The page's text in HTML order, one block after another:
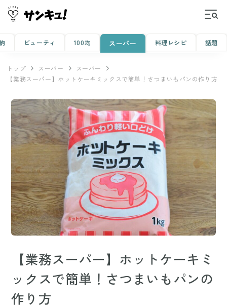
ビューティ 100均 スーパー 料理レシピ 話題
トップ スーパー
スーパー
【業務スーパー】ホットケーキミックスで簡単！さつまいもパンの作り方
【業務スーパー】ホットケーキミ
ックスで簡単！さつまいもパンの
作り方